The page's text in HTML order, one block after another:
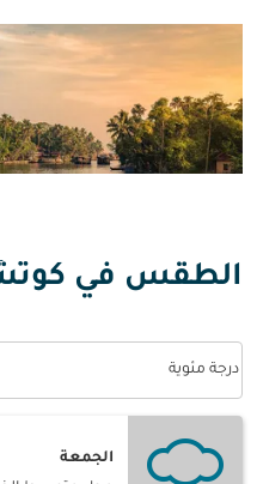
الطقس في
درجة مئوية
الجمعة